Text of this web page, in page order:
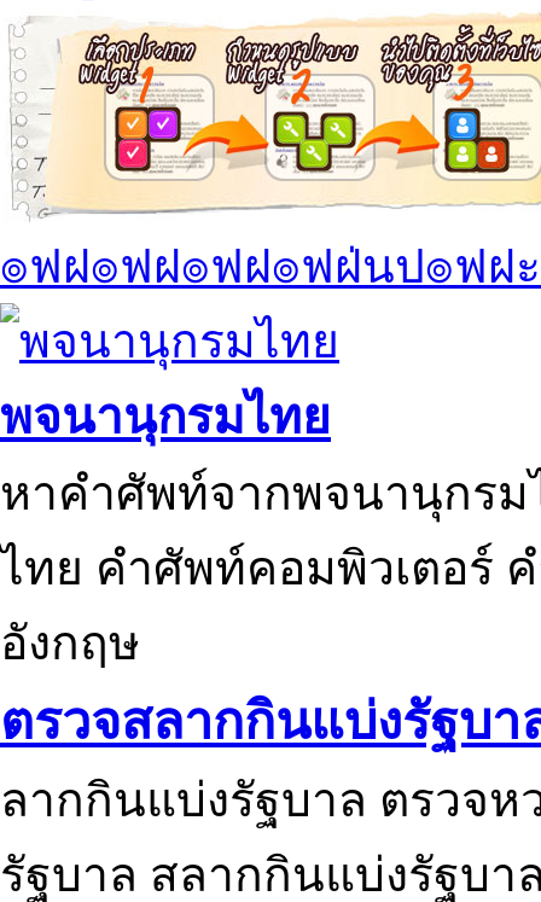
๏ฟฝ๏ฟฝ๏ฟฝ๏ฟฝ่นป๏ฟฝ
พจนานุกรมไทย
หาคำศัพท์จากพจนานุกรม
ไทย คำศัพท์คอมพิวเตอร์
อังกฤษ
ตรวจสลากกินแบ่งรัฐบา
ลากกินแบ่งรัฐบาล ตรวจ
รัฐบาล สลากกินแบ่งรัฐบา